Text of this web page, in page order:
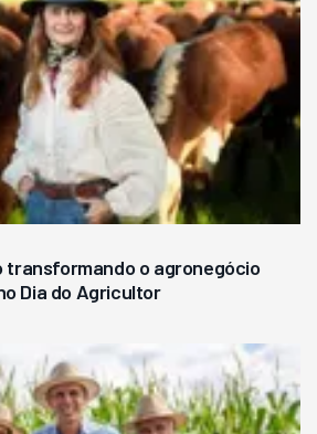
transformando o agronegócio
Dia do Agricultor